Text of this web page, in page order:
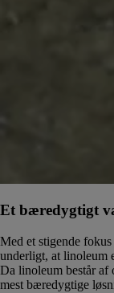
Et bæredygtigt
Med et stigende
underligt, at linoleum
Da linoleum består af
mest bæredygtige